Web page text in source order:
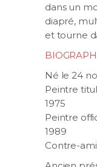
dans un
diapré,
et tourne
Né le 24
Peintre
1975
Peintre
1989
Contre-